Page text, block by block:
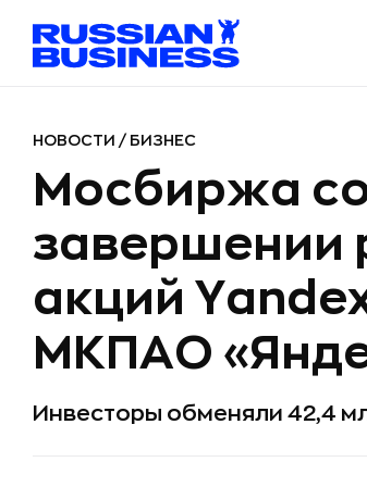
НОВОСТИ / БИЗНЕС
Мосбиржа
завершении
акций
МКПАО
Инвесторы обменяли 42,4